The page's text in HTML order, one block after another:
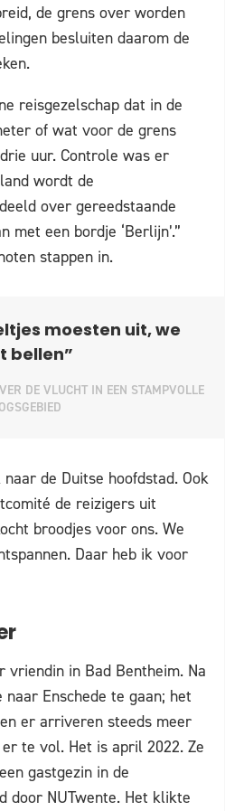
de grens over worden
besluiten daarom de
reisgezelschap dat in de
of wat voor de grens
uur. Controle was er
wordt de
over gereedstaande
met een bordje ‘Berlijn’.”
stappen in.
moesten uit, we
bellen”
DE VLUCHT IN EEN STAMPVOLLE
de Duitse hoofdstad. Ook
de reizigers uit
broodjes voor ons. We
Daar heb ik voor
vriendin in Bad Bentheim. Na
Enschede te gaan; het
er arriveren steeds meer
te vol. Het is april 2022. Ze
gastgezin in de
door NUTwente. Het klikte